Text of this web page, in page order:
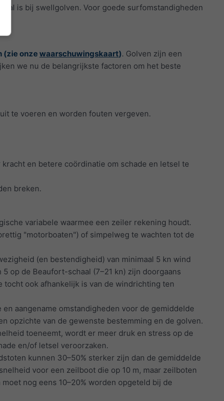
is bij swellgolven. Voor goede surfomstandigheden
(zie onzewaarschuwingskaart). Golven zijn een
we nu de belangrijkste factoren om het beste
te voeren en worden fouten vergeven.
en betere coördinatie om schade en letsel te
breken.
variabele waarmee een zeiler rekening houdt.
"motorboaten") of simpelweg te wachten tot de
(en bestendigheid) van minimaal 5 kn wind
op de Beaufort-schaal (7–21 kn) zijn doorgaans
ook afhankelijk is van de windrichting ten
aangename omstandigheden voor de gemiddelde
opzichte van de gewenste bestemming en de golven.
toeneemt, wordt er meer druk en stress op de
en/of letsel veroorzaken.
kunnen 30–50% sterker zijn dan de gemiddelde
voor een zeilboot die op 10 m, maar zeilboten
nog eens 10–20% worden opgeteld bij de